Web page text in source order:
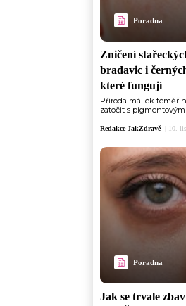
Poradna
Zničení
bradavic i
které fungují
Příroda má lék téměř
zatočit s
Redakce JakZdravě 10.
Poradna
Jak se trvale